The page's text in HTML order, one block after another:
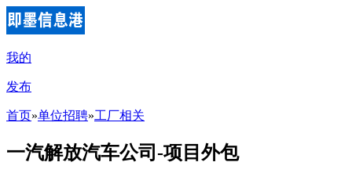
我的
发布
首页»单位招聘»工厂相关
一汽解放汽车公司-项目外包